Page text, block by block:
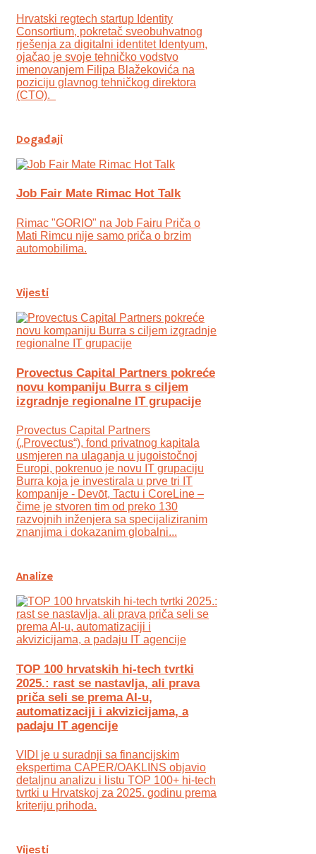
Hrvatski regtech startup Identity
Consortium, pokretač sveobuhvatnog
rješenja za digitalni identitet Identyum,
ojаčao je svoje tehničko vodstvo
imenovanjem Filipa Blažekovića na
poziciju glavnog tehničkog direktora
(CTO).
Događaji
Job Fair Mate Rimac Hot Talk
Rimac "GORIO" na Job Fairu Priča o
Mati Rimcu nije samo priča o brzim
automobilima.
Vijesti
Provectus Capital Partners pokreće
novu kompaniju Burra s ciljem
izgradnje regionalne IT grupacije
Provectus Capital Partners
(„Provectus“), fond privatnog kapitala
usmjeren na ulaganja u jugoistočnoj
Europi, pokrenuo je novu IT grupaciju
Burra koja je investirala u prve tri IT
kompanije - Devōt, Tactu i CoreLine –
čime je stvoren tim od preko 130
razvojnih inženjera sa specijaliziranim
znanjima i dokazanim globalni...
Analize
TOP 100 hrvatskih hi-tech tvrtki
2025.: rast se nastavlja, ali prava
priča seli se prema AI-u,
automatizaciji i akvizicijama, a
padaju IT agencije
VIDI je u suradnji sa financijskim
ekspertima CAPER/OAKLINS objavio
detaljnu analizu i listu TOP 100+ hi-tech
tvrtki u Hrvatskoj za 2025. godinu prema
kriteriju prihoda.
Vijesti